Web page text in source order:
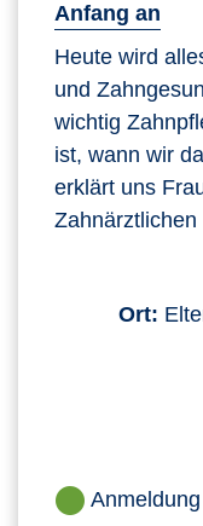
Anfang an
Heute wird
und
wichtig
ist, wann wir
erklärt uns
Zahnärztlichen
Ort: